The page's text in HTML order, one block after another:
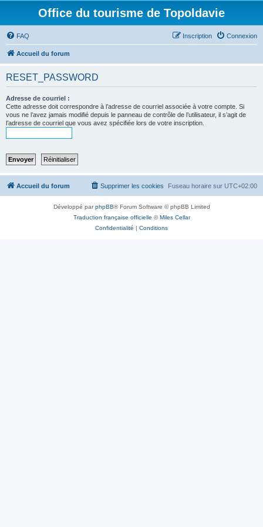
Office du tourisme de Topoldavie
FAQ Connexion
Inscription
Accueil du forum
RESET_PASSWORD
Adresse de courriel :
Cette adresse doit correspondre à l’adresse de courriel associée à votre compte. Si
vous ne l’avez jamais modifié depuis le panneau de contrôle de l’utilisateur, il s’agit de
l’adresse de courriel que vous avez spécifiée lors de votre inscription.
Accueil du forum Fuseau horaire sur UTC+02:00
Supprimer les cookies
Développé parphpBB® Forum Software © phpBB Limited
Traduction française officielle ©Miles Cellar
Confidentialité | Conditions